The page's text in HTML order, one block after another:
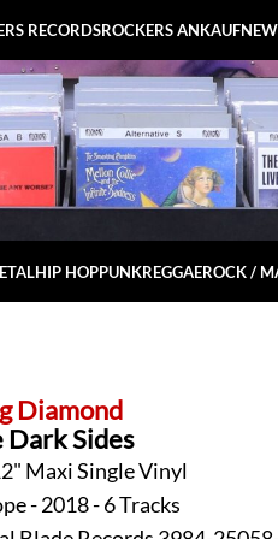
RECORDSROCKERS ANKAUF
HIP HOPPUNKREGGAEROCK /
Diamond
Dark Sides
Maxi Single Vinyl
- 2018 - 6 Tracks